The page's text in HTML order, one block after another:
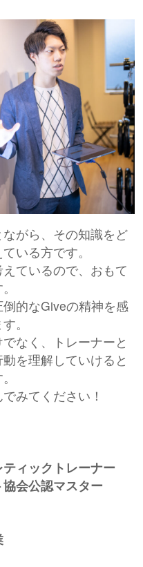
がら、その知識をど
いる方です。
ているので、おもて
的なGiveの精神を感
。
なく、トレーナーと
を理解していけると
みてください！
ィックトレーナー
会公認マスター